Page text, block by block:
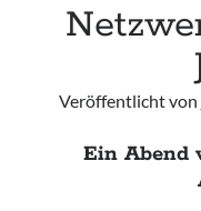
Suchen
Veröffentlicht von
Ein Abend